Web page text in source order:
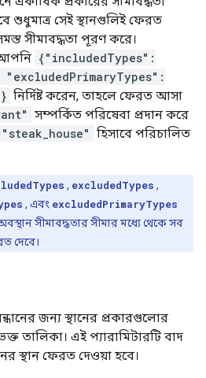
শুধুমাত্র সেই স্থানগুলিই ফেরত
সীমাবদ্ধতা পূরণ করে।
{"includedTypes":
নির্দিষ্ট করেন, তাহলে ফেরত আসা
সম্পর্কিত পরিষেবা প্রদান করে
"steak_house" হিসাবে পরিচালিত
, excludedTypes ,
, এবং excludedPrimaryTypes
সীমাবদ্ধতার সীমার মধ্যে থেকে সব
দেবে।
জন্য স্থানের প্রকারগুলোর
তালিকা। এই প্যারামিটারটি বাদ
স্থান ফেরত দেওয়া হবে।